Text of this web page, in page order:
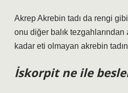
Akrep Akrebin tadı da rengi gibi
onu diğer balık tezgahlarından
kadar eti olmayan akrebin
İskorpit ne ile